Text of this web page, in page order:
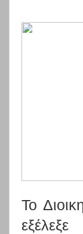
Το